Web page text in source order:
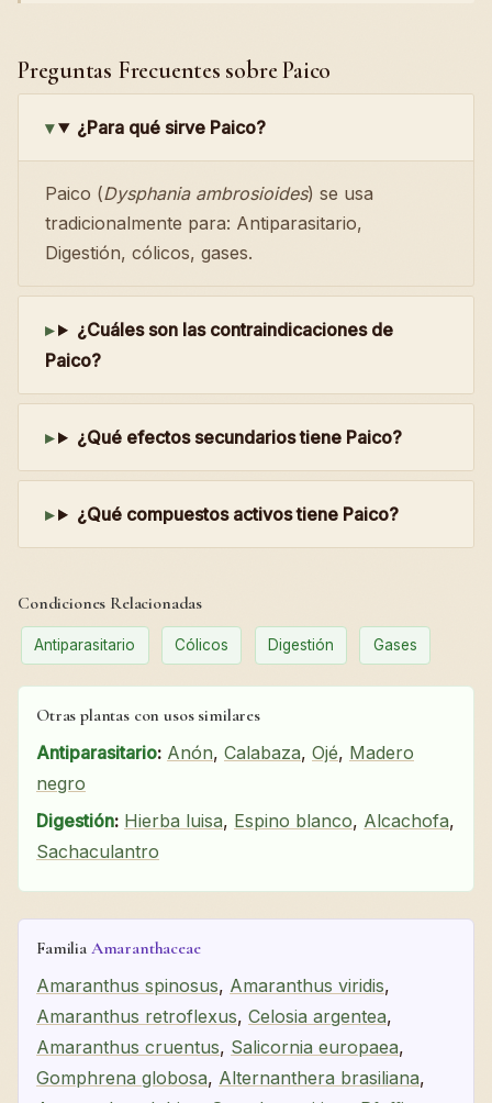
Preguntas Frecuentes sobre Paico
¿Para qué sirve Paico?
Paico (Dysphania ambrosioides) se usa
tradicionalmente para: Antiparasitario,
Digestión, cólicos, gases.
¿Cuáles son las contraindicaciones de
Paico?
¿Qué efectos secundarios tiene Paico?
¿Qué compuestos activos tiene Paico?
Condiciones Relacionadas
Antiparasitario Cólicos Digestión Gases
Otras plantas con usos similares
Antiparasitario: Anón, Calabaza, Ojé, Madero
negro
Digestión: Hierba luisa, Espino blanco, Alcachofa,
Sachaculantro
Familia Amaranthaceae
Amaranthus spinosus, Amaranthus viridis,
Amaranthus retroflexus, Celosia argentea,
Amaranthus cruentus, Salicornia europaea,
Gomphrena globosa, Alternanthera brasiliana,